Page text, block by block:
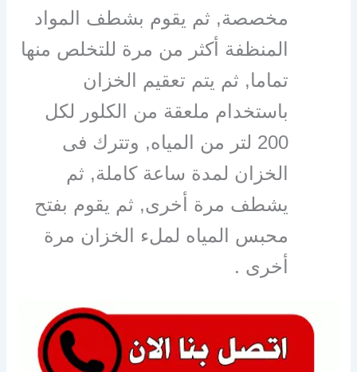
مخصصة, ثم يقوم بشطف المواد
المنظفة أكثر من مرة للتخلص منها
تماما, ثم يتم تعقيم الخزان
باستخدام ملعقة من الكلور لكل
200 لتر من المياه, وتترك فى
الخزان لمدة ساعة كاملة, ثم
يشطف مرة أخرى, ثم يقوم بفتح
محبس المياه لملء الخزان مرة
أخرى .